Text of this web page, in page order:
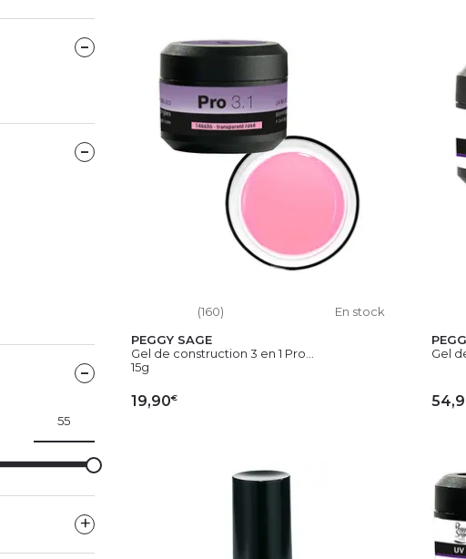
(160)
En stock
PEGGY SAGE
Gel de construction 3 en 1 Pro...
15g
19,90€
Gel